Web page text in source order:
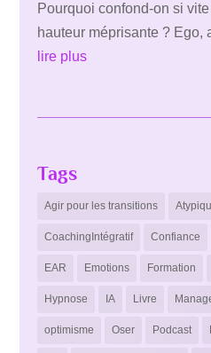
Pourquoi confond-on si
hauteur méprisante ? Ego,
lire plus
Tags
Agir pour les transitions
CoachingIntégratif Confiance
EAR Emotions Formation
Hypnose IA Livre
optimisme Oser Podcast